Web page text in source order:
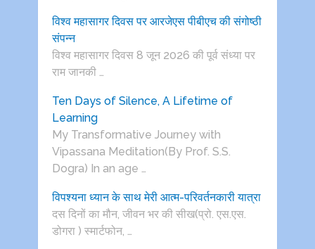
विश्व महासागर दिवस पर आरजेएस पीबीएच की संगोष्ठी
संपन्न
विश्व महासागर दिवस 8 जून 2026 की पूर्व संध्या पर
राम जानकी …
Ten Days of Silence, A Lifetime of
Learning
My Transformative Journey with
Vipassana Meditation(By Prof. S.S.
Dogra) In an age …
विपश्यना ध्यान के साथ मेरी आत्म-परिवर्तनकारी यात्रा
दस दिनों का मौन, जीवन भर की सीख(प्रो. एस.एस.
डोगरा ) स्मार्टफोन, …